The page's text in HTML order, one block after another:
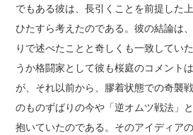
でもある彼は、長引くことを前提した
ひたすら考えたのである。彼の結論は
りで述べたことと奇しくも一致してい
うか格闘家として彼も桜庭のコメント
が、それ以前から、膠着状態での奇襲
のものずばりの今や「逆オムツ戦法」
抱いていたのである。そのアイディア